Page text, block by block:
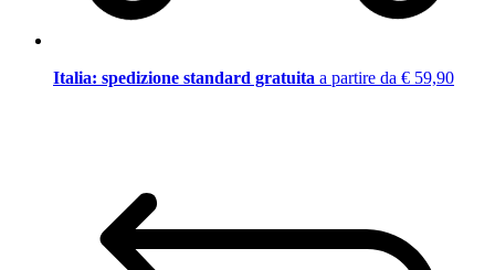
Italia: spedizione standard gratuita a partire da € 59,90